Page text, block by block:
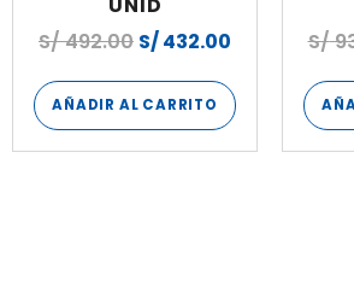
S/492.00 S/432.00
AÑADIR AL CARRITO
S/